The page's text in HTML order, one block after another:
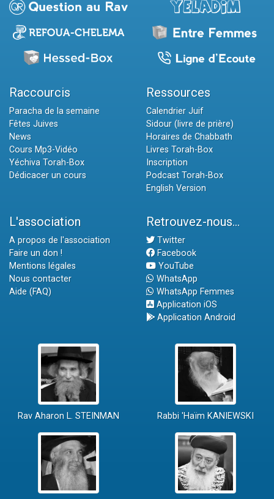
Raccourcis
Paracha de la semaine
Fêtes Juives
News
Cours Mp3-Vidéo
Yéchiva Torah-Box
Dédicacer un cours
Ressources
Calendrier Juif
Sidour (livre de prière)
Horaires de Chabbath
Livres Torah-Box
Inscription
Podcast Torah-Box
English Version
L'association
A propos de l'association
Faire un don !
Mentions légales
Nous contacter
Aide (FAQ)
Retrouvez-nous...
Twitter
Facebook
YouTube
WhatsApp
WhatsApp Femmes
Application iOS
Application Android
Rav Aharon L. STEINMAN Rabbi 'Haïm KANIEWSKI